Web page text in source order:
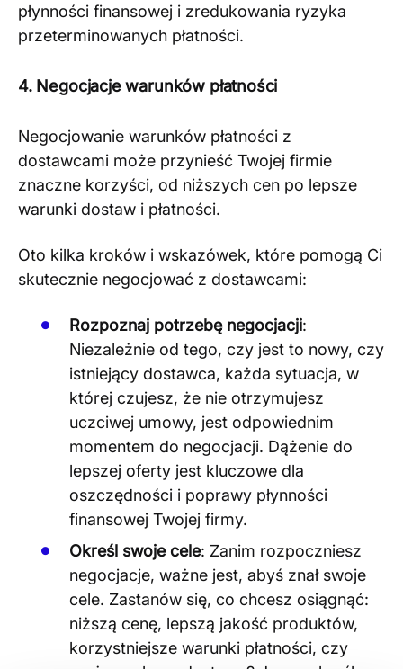
płynności finansowej i zredukowania ryzyka
przeterminowanych płatności.
4. Negocjacje warunków płatności
Negocjowanie warunków płatności z
dostawcami może przynieść Twojej firmie
znaczne korzyści, od niższych cen po lepsze
warunki dostaw i płatności.
Oto kilka kroków i wskazówek, które pomogą Ci
skutecznie negocjować z dostawcami:
Rozpoznaj potrzebę negocjacji:
Niezależnie od tego, czy jest to nowy, czy
istniejący dostawca, każda sytuacja, w
której czujesz, że nie otrzymujesz
uczciwej umowy, jest odpowiednim
momentem do negocjacji. Dążenie do
lepszej oferty jest kluczowe dla
oszczędności i poprawy płynności
finansowej Twojej firmy​​.
Określ swoje cele: Zanim rozpoczniesz
negocjacje, ważne jest, abyś znał swoje
cele. Zastanów się, co chcesz osiągnąć:
niższą cenę, lepszą jakość produktów,
korzystniejsze warunki płatności, czy